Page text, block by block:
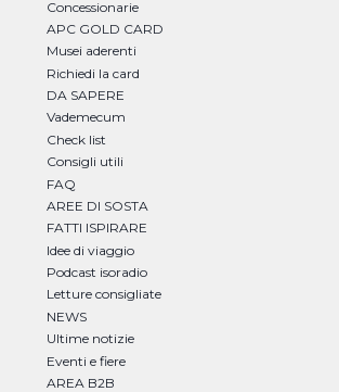
Concessionarie
APC GOLD CARD
Musei aderenti
Richiedi la card
DA SAPERE
Vademecum
Check list
Consigli utili
FAQ
AREE DI SOSTA
FATTI ISPIRARE
Idee di viaggio
Podcast isoradio
Letture consigliate
NEWS
Ultime notizie
Eventi e fiere
AREA B2B